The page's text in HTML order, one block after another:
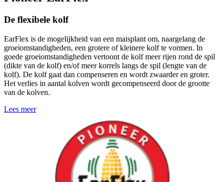
De flexibele kolf
EarFlex is de mogelijkheid van een maisplant om, naargelang de
groeiomstandigheden, een grotere of kleinere kolf te vormen. In
goede groeiomstandigheden vertoont de kolf meer rijen rond de spil
(dikte van de kolf) en/of meer korrels langs de spil (lengte van de
kolf). De kolf gaat dan compenseren en wordt zwaarder en groter.
Het verlies in aantal kolven wordt gecompenseerd door de grootte
van de kolven.
Lees meer